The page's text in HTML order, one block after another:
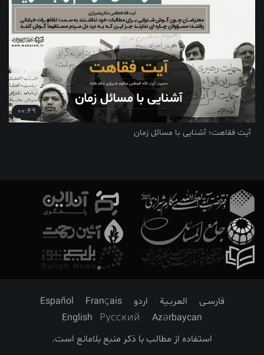
00:49
آیت فقاهت؛ آشنایی با مسائل زمان
فارسـی العربـیة اردو Français
Español
Azərbaycan
Русский
English
استفاده از مطالب با ذکر منبع بلامانع است.